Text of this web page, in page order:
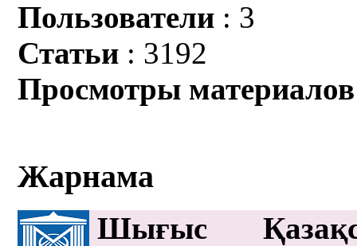
Пользователи : 3
Статьи : 3192
Просмотры материалов
Жарнама
Шығыс